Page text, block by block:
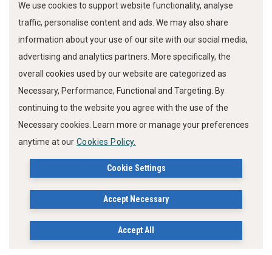
Δήμου, περιέρχεται δε στην κυριότητα του Δήμου
μετά τη λήξη ή τη διάλυση της μίσθωσης, χωρίς
καμία απολύτως αποζημίωση του μισθωτή.
Άρθρο 22
Τον πλειοδότη και τελικό μισθωτή του μισθίου
επιβαρύνουν τα έξοδα δημοσιεύσεων της
διακηρύξεως, τα τέλη της συμβάσεως (νόμιμες
κρατήσεις, τέλη χαρτοσήμου).
Άρθρο 23
We use cookies to support website functionality, analyse
traffic, personalise content and ads. We may also share
information about your use of our site with our social media,
advertising and analytics partners. More specifically, the
overall cookies used by our website are categorized as
Necessary, Performance, Functional and Targeting. By
continuing to the website you agree with the use of the
Necessary cookies. Learn more or manage your preferences
anytime at our Cookies Policy.
Cookie Settings
Accept Necessary
Accept All